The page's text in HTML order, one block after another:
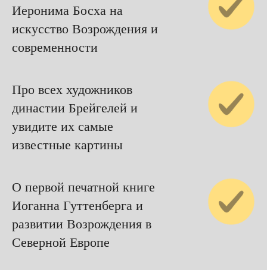
Иеронима Босха на
искусство Возрождения и
современности
Про всех художников
династии Брейгелей и
увидите их самые
известные картины
О первой печатной книге
Иоганна Гуттенберга и
развитии Возрождения в
Северной Европе